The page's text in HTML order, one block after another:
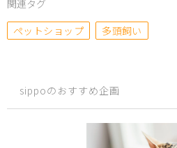
関連タグ
ペットショップ
多頭飼い
sippoのおすすめ企画